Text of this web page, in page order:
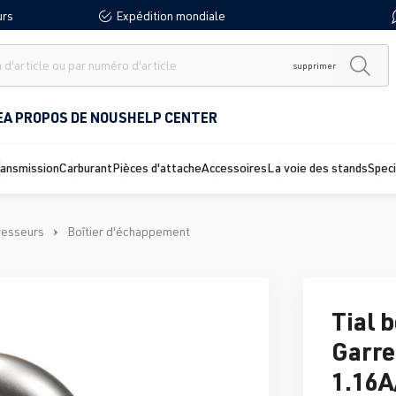
Expédition mondiale
supprimer
A PROPOS DE NOUSHELP CENTER
CarburantPièces d'attacheAccessoiresLa voie des stands
Boîtier d'échappement
Tial